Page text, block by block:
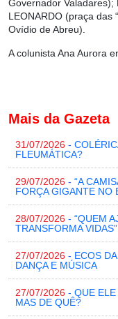
Governador Valadares);
LEONARDO (praça das
Ovídio de Abreu).
A colunista Ana Aurora
Mais da Gazeta
31/07/2026 -
FLEUMÁTICA?
29/07/2026 - “A
FORÇA GIGANTE NO
28/07/2026 - “QUEM
TRANSFORMA VIDAS”
27/07/2026 - ECOS
DANÇA E MÚSICA
27/07/2026 - QUE
MAS DE QUÊ?